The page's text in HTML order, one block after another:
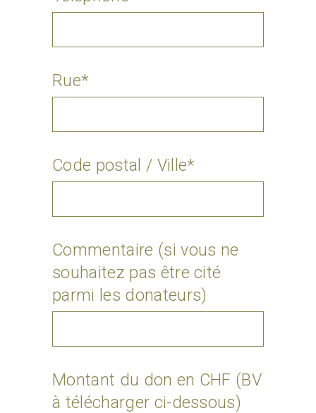
Rue*
Code postal / Ville*
Commentaire (si vous ne
souhaitez pas être cité
parmi les donateurs)
Montant du don en CHF (BV
à télécharger ci-dessous)